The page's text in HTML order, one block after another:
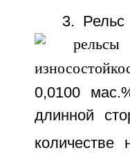
3.
0,0100
длинной